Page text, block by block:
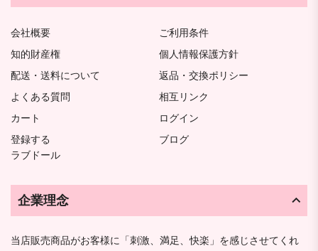
会社概要
ご利用条件
知的財産権
個人情報保護方針
配送・送料について
返品・交換ポリシー
よくある質問
相互リンク
カート
ログイン
登録する
ブログ
ラブドール
企業理念
当店販売商品がお客様に「刺激、満足、快楽」を感じさせてくれ